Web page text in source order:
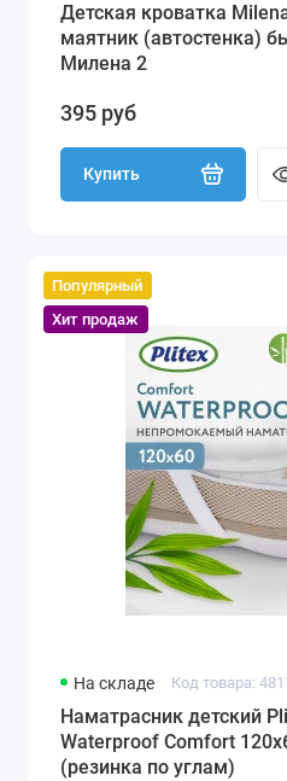
Детская кроватка
маятник (автостенка)
Милена 2
395 руб
Купить
Популярный
Хит продаж
На складе Код товара:
Наматрасник детский
Waterproof Comfort
(резинка по углам)